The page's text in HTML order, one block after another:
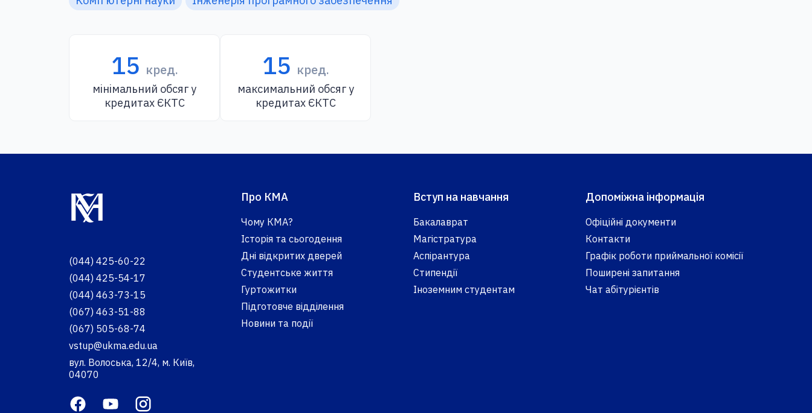
15 кред.
мінімальний обсяг у
кредитах ЄКТС
15 кред.
максимальний обсяг у
кредитах ЄКТС
(044) 425-60-22
(044) 425-54-17
(044) 463-73-15
(067) 463-51-88
(067) 505-68-74
vstup@ukma.edu.ua
вул. Волоська, 12/4, м. Київ,
04070
Про КМА
Чому КМА?
Історія та сьогодення
Дні відкритих дверей
Студентське життя
Гуртожитки
Підготовче відділення
Новини та події
Вступ на навчання
Бакалаврат
Магістратура
Аспірантура
Стипендії
Іноземним студентам
Допоміжна інформація
Офіційні документи
Контакти
Графік роботи приймальної комісії
Поширені запитання
Чат абітурієнтів